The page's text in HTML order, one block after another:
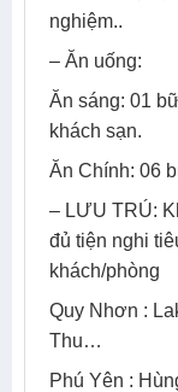
nghiệm..
– Ăn uống:
Ăn sáng: 01
khách sạn.
Ăn Chính: 06
– LƯU TRÚ:
đủ tiện nghi
khách/phòng
Quy Nhơn :
Thu…
Phú Yên :